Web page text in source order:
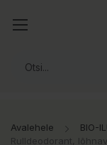
Avalehele BIO-
Rulldeodorant,